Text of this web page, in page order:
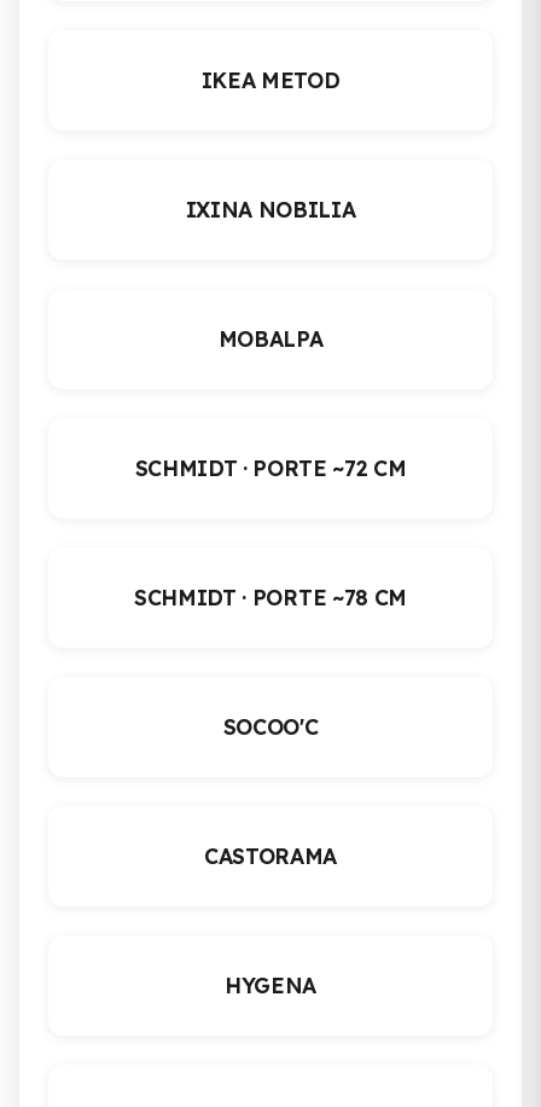
IKEA METOD
IXINA NOBILIA
MOBALPA
SCHMIDT · PORTE ~72 CM
SCHMIDT · PORTE ~78 CM
SOCOO'C
CASTORAMA
HYGENA